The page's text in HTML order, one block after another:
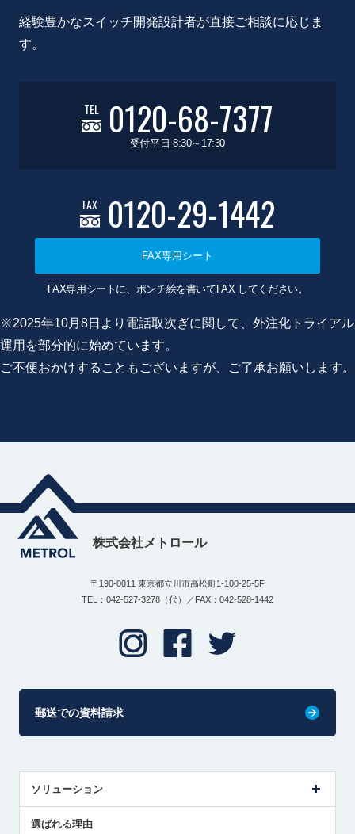
経験豊かなスイッチ開発設計者が直接ご相談に応じま
す。
TEL 0120-68-7377
受付平日 8:30～17:30
FAX 0120-29-1442
FAX専用シート
FAX専用シートに、ポンチ絵を書いてFAX してください。
※2025年10月8日より電話取次ぎに関して、外注化トライアル
運用を部分的に始めています。
ご不便おかけすることもございますが、ご了承お願いします。
株式会社メトロール
〒190-0011 東京都立川市高松町1-100-25-5F
TEL：042-527-3278（代）／FAX：042-528-1442
郵送での資料請求
ソリューション
解決策提案
選ばれる理由